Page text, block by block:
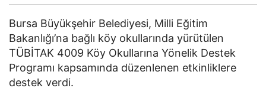
Bursa Büyükşehir Belediyesi, Milli Eğitim
Bakanlığı’na bağlı köy okullarında yürütülen
TÜBİTAK 4009 Köy Okullarına Yönelik Destek
Programı kapsamında düzenlenen etkinliklere
destek verdi.